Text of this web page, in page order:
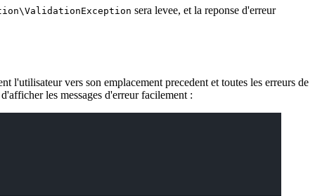
sera levee, et la reponse d'erreur
l'utilisateur vers son emplacement precedent et toutes les erreurs de
les messages d'erreur facilement :